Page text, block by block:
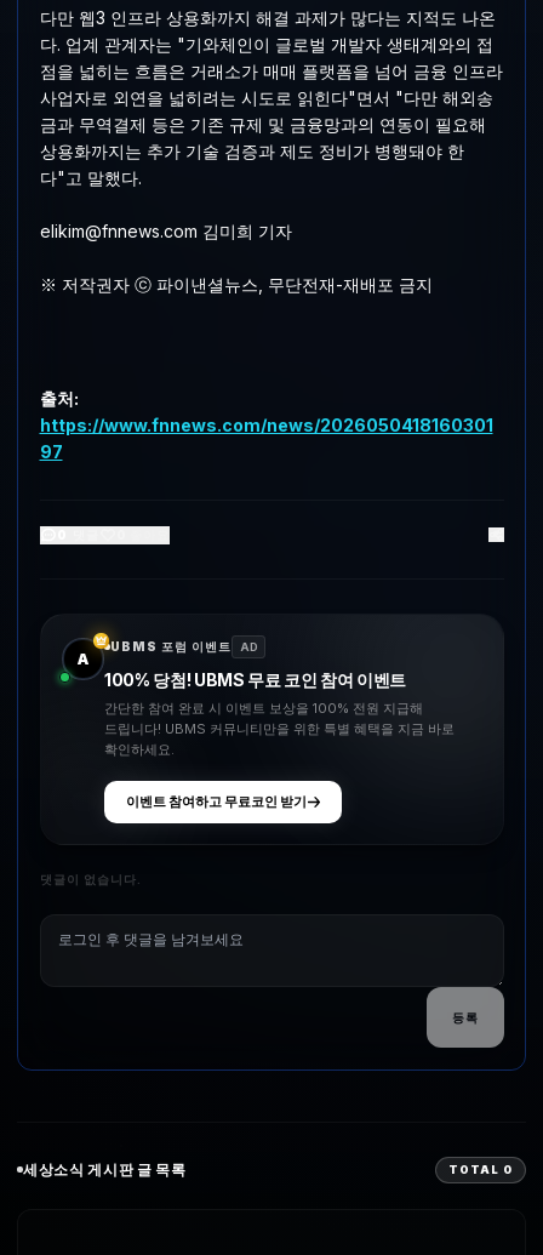
다만 웹3 인프라 상용화까지 해결 과제가 많다는 지적도 나온
다. 업계 관계자는 "기와체인이 글로벌 개발자 생태계와의 접
점을 넓히는 흐름은 거래소가 매매 플랫폼을 넘어 금융 인프라
사업자로 외연을 넓히려는 시도로 읽힌다"면서 "다만 해외송
금과 무역결제 등은 기존 규제 및 금융망과의 연동이 필요해
상용화까지는 추가 기술 검증과 제도 정비가 병행돼야 한
다"고 말했다.
elikim@fnnews.com 김미희 기자
※ 저작권자 ⓒ 파이낸셜뉴스, 무단전재-재배포 금지
출처:
https://www.fnnews.com/news/2026050418160301
97
A
UBMS 포럼 이벤트 AD
100% 당첨! UBMS 무료 코인 참여 이벤트
간단한 참여 완료 시 이벤트 보상을 100% 전원 지급해
드립니다! UBMS 커뮤니티만을 위한 특별 혜택을 지금 바로
확인하세요.
이벤트 참여하고 무료코인 받기
댓글이 없습니다.
등록
세상소식 게시판 글 목록 TOTAL 0